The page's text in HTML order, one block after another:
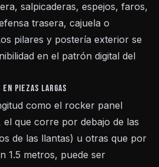
salpicaderas, espejos, faros,
trasera, cajuela o
pilares y postería exterior se
en el patrón digital del
en piezas largas
como el rocker panel
que corre por debajo de las
de las llantas) u otras que por
1.5 metros, puede ser